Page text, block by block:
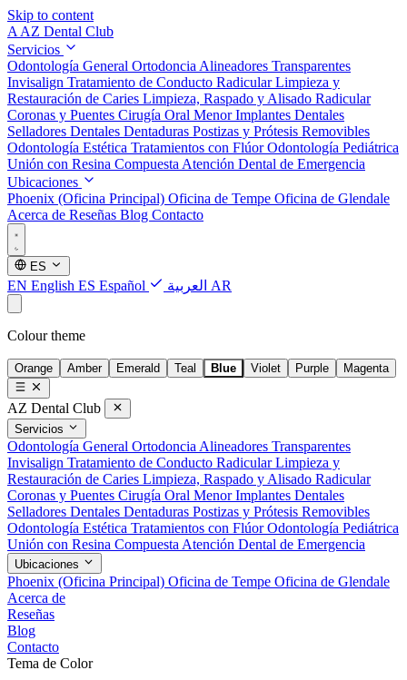
Skip to content
A AZ Dental Club
Servicios
Odontología General Ortodoncia Alineadores Transparentes
Invisalign Tratamiento de Conducto RadicularLimpieza y
Restauración de Caries Limpieza, Raspado y Alisado Radicular
Coronas y Puentes Cirugía Oral MenorImplantes Dentales
Selladores Dentales Dentaduras Postizas y Prótesis Removibles
Odontología Estética Tratamientos con FlúorOdontología Pediátrica
Unión con Resina Compuesta Atención Dental de Emergencia
Ubicaciones
Phoenix (Oficina Principal) Oficina de Tempe Oficina de Glendale
Acerca de Reseñas Blog Contacto
ES
EN English ES Español AR العربية
Colour theme
Orange Amber Emerald Teal Blue Violet Purple Magenta
AZ Dental Club
Servicios
Odontología General Ortodoncia Alineadores Transparentes
Invisalign Tratamiento de Conducto RadicularLimpieza y
Restauración de Caries Limpieza, Raspado y Alisado Radicular
Coronas y Puentes Cirugía Oral MenorImplantes Dentales
Selladores Dentales Dentaduras Postizas y Prótesis Removibles
Odontología Estética Tratamientos con FlúorOdontología Pediátrica
Unión con Resina Compuesta Atención Dental de Emergencia
Ubicaciones
Phoenix (Oficina Principal) Oficina de Tempe Oficina de Glendale
Acerca de
Reseñas
Blog
Contacto
Tema de Color